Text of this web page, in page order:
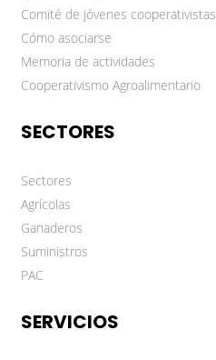
Comité de jóvenes cooperativistas
Cómo asociarse
Memoria de actividades
Cooperativismo Agroalimentario
SECTORES
Sectores
Agrícolas
Ganaderos
Suministros
PAC
SERVICIOS